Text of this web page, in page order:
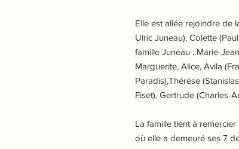
Elle est allée rejoindre de
Ulric Juneau), Colette
famille Juneau : Marie-
Marguerite, Alice, Avila
Paradis),Thérèse
Fiset), Gertrude (Charles-
La famille tient à
où elle a demeuré ses 7